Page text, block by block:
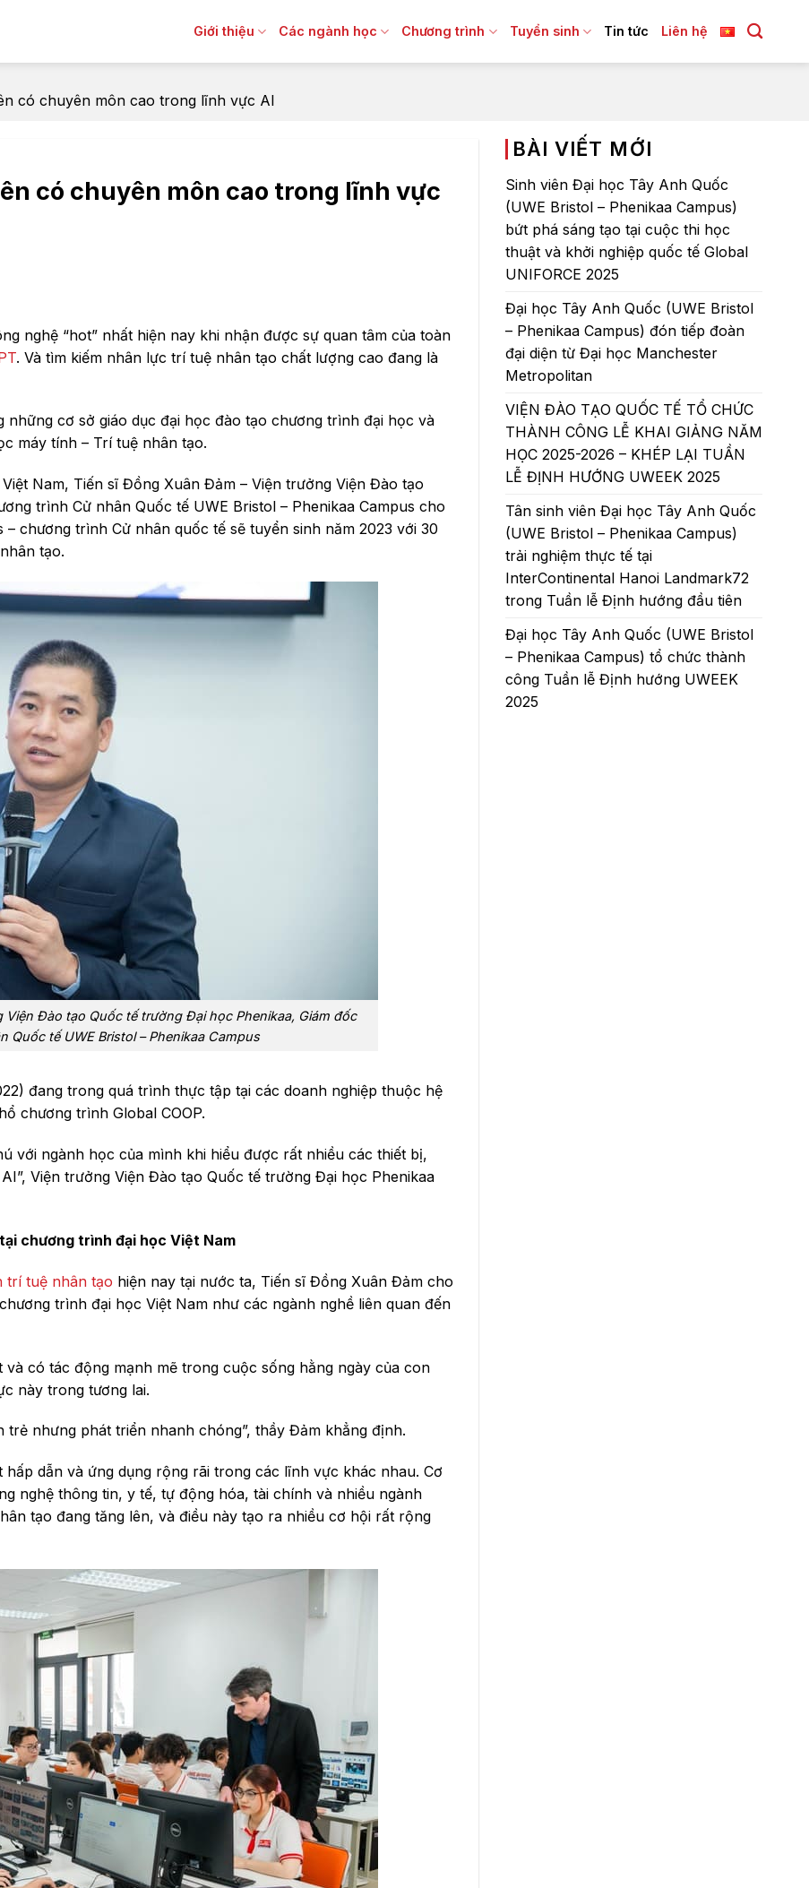
Giới thiệu Các ngành học Chương trình Tuyển sinh Tin tức Liên hệ
có chuyên môn cao trong lĩnh vực AI
có chuyên môn cao trong lĩnh vực
nghệ “hot” nhất hiện nay khi nhận được sự quan tâm của toàn
. Và tìm kiếm nhân lực trí tuệ nhân tạo chất lượng cao đang là
những cơ sở giáo dục đại học đào tạo chương trình đại học và
máy tính – Trí tuệ nhân tạo.
Nam, Tiến sĩ Đồng Xuân Đảm – Viện trưởng Viện Đào tạo
trình Cử nhân Quốc tế UWE Bristol – Phenikaa Campus cho
– chương trình Cử nhân quốc tế sẽ tuyển sinh năm 2023 với 30
tạo.
Đào tạo Quốc tế trường Đại học Phenikaa, Giám đốc
Quốc tế UWE Bristol – Phenikaa Campus
đang trong quá trình thực tập tại các doanh nghiệp thuộc hệ
chương trình Global COOP.
với ngành học của mình khi hiểu được rất nhiều các thiết bị,
Viện trưởng Viện Đào tạo Quốc tế trường Đại học Phenikaa
chương trình đại học Việt Nam
trí tuệ nhân tạo hiện nay tại nước ta, Tiến sĩ Đồng Xuân Đảm cho
trình đại học Việt Nam như các ngành nghề liên quan đến
có tác động mạnh mẽ trong cuộc sống hằng ngày của con
này trong tương lai.
nhưng phát triển nhanh chóng”, thầy Đảm khẳng định.
dẫn và ứng dụng rộng rãi trong các lĩnh vực khác nhau. Cơ
nghệ thông tin, y tế, tự động hóa, tài chính và nhiều ngành
tạo đang tăng lên, và điều này tạo ra nhiều cơ hội rất rộng
BÀI VIẾT MỚI
Sinh viên Đại học Tây Anh Quốc
(UWE Bristol – Phenikaa Campus)
bứt phá sáng tạo tại cuộc thi học
thuật và khởi nghiệp quốc tế Global
UNIFORCE 2025
Đại học Tây Anh Quốc (UWE Bristol
– Phenikaa Campus) đón tiếp đoàn
đại diện từ Đại học Manchester
Metropolitan
VIỆN ĐÀO TẠO QUỐC TẾ TỔ CHỨC
THÀNH CÔNG LỄ KHAI GIẢNG NĂM
HỌC 2025-2026 – KHÉP LẠI TUẦN
LỄ ĐỊNH HƯỚNG UWEEK 2025
Tân sinh viên Đại học Tây Anh Quốc
(UWE Bristol – Phenikaa Campus)
trải nghiệm thực tế tại
InterContinental Hanoi Landmark72
trong Tuần lễ Định hướng đầu tiên
Đại học Tây Anh Quốc (UWE Bristol
– Phenikaa Campus) tổ chức thành
công Tuần lễ Định hướng UWEEK
2025